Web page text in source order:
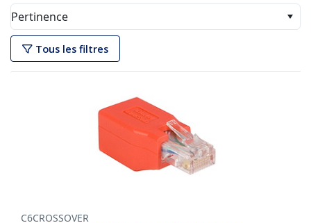
Pertinence
Tous les filtres
C6CROSSOVER